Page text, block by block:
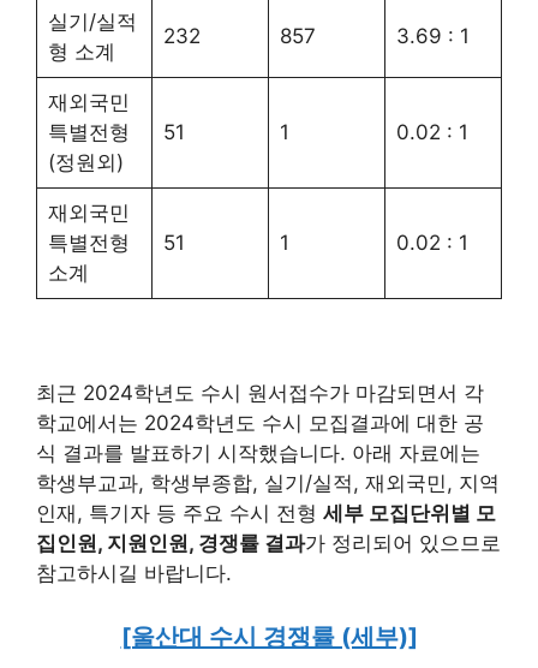
실기/실적
형 소계
232 857 3.69 : 1
재외국민
특별전형
(정원외)
51 1 0.02 : 1
재외국민
특별전형
소계
51 1 0.02 : 1
최근 2024학년도 수시 원서접수가 마감되면서 각
학교에서는 2024학년도 수시 모집결과에 대한 공
식 결과를 발표하기 시작했습니다. 아래 자료에는
학생부교과, 학생부종합, 실기/실적, 재외국민, 지역
인재, 특기자 등 주요 수시 전형 세부 모집단위별 모
집인원, 지원인원, 경쟁률 결과가 정리되어 있으므로
참고하시길 바랍니다.
[울산대 수시 경쟁률 (세부)]